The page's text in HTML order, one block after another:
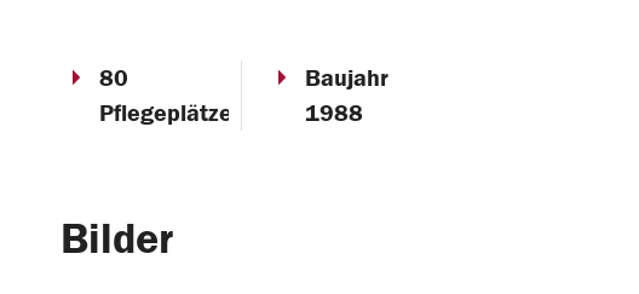
80
Pflegeplätze
Baujahr
1988
Bilder